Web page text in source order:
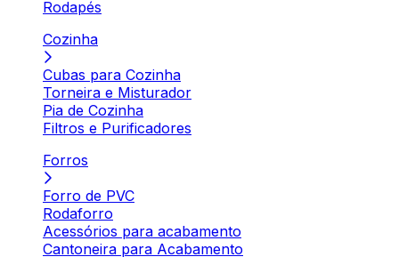
Rodapés
Cozinha
Cubas para Cozinha
Torneira e Misturador
Pia de Cozinha
Filtros e Purificadores
Forros
Forro de PVC
Rodaforro
Acessórios para acabamento
Cantoneira para Acabamento